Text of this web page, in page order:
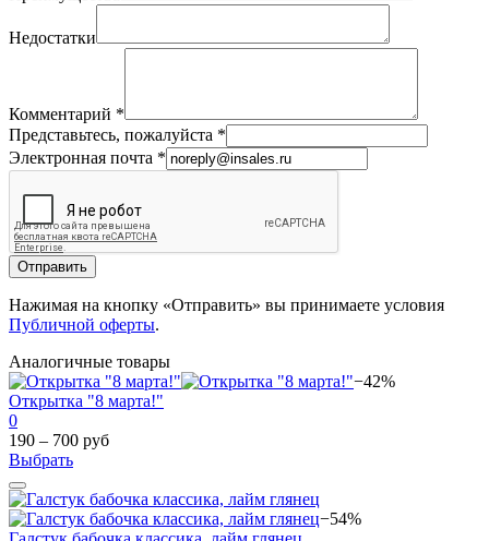
Недостатки
Комментарий *
Представьтесь, пожалуйста *
Электронная почта *
Отправить
Нажимая на кнопку «Отправить» вы принимаете условия
Публичной оферты.
Аналогичные товары
−42%
Открытка "8 марта!"
0
190 – 700 руб
Выбрать
−54%